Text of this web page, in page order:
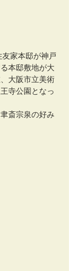
家本邸が神戸
本邸敷地が大
大阪市立美術
寺公園となっ
斎宗泉の好み